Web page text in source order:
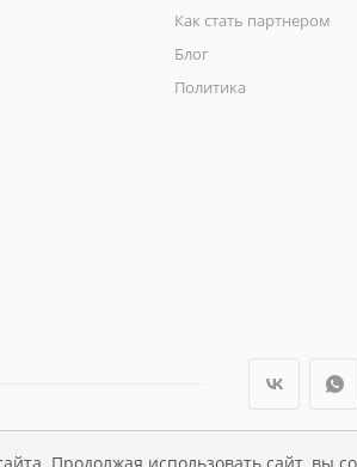
Как стать партнером
Блог
Политика